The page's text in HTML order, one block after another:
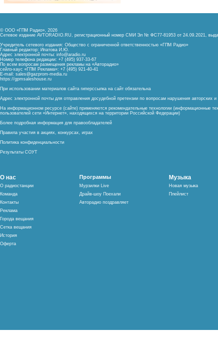
© ООО «ГПМ Радио», 2026
Сетевое издание AVTORADIO.RU, регистрационный номер СМИ Эл № ФС77-81953 от 24.09.2021,
Учредитель сетевого издания: Общество с ограниченной ответственностью «ГПМ Радио»
Главный редактор: Ипатова И.Ю.
Адрес электронной почты: info@aradio.ru
Номер телефона редакции: +7 (495) 937-33-67
По всем вопросам размещения рекламы на «Авторадио»
сейлз-хаус «ГПМ Реклама»: +7 (495) 921-40-41
E-mail: sales@gazprom-media.ru
https://gpmsaleshouse.ru
При использовании материалов сайта гиперссылка на сайт обязательна
Адрес электронной почты для отправления досудебной претензии по вопросам нарушения авторских
На информационном ресурсе (сайте) применяются рекомендательные технологии (информационные
пользователей сети «Интернет», находящихся на территории Российской Федерации)
Более подробная информация для правообладателей
Правила участия в акциях, конкурсах, играх
Политика конфиденциальности
Результаты СОУТ
О нас
О радиостанции
Команда
Контакты
Реклама
Города вещания
Сетка вещания
История
Оферта
Программы
Мурзилки Live
Драйв-шоу Поехали
Авторадио поздравляет
Музыка
Новая музыка
Плейлист